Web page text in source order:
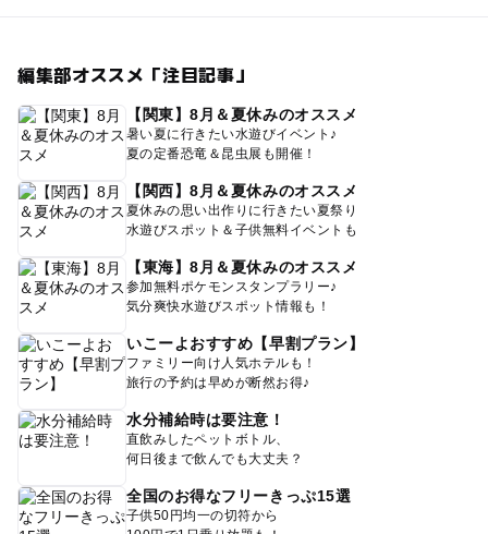
編集部オススメ「注目記事」
【関東】8月＆夏休みのオススメ
暑い夏に行きたい水遊びイベント♪
夏の定番恐竜＆昆虫展も開催！
【関西】8月＆夏休みのオススメ
夏休みの思い出作りに行きたい夏祭り
水遊びスポット＆子供無料イベントも
【東海】8月＆夏休みのオススメ
参加無料ポケモンスタンプラリー♪
気分爽快水遊びスポット情報も！
いこーよおすすめ【早割プラン】
ファミリー向け人気ホテルも！
旅行の予約は早めが断然お得♪
水分補給時は要注意！
直飲みしたペットボトル、
何日後まで飲んでも大丈夫？
全国のお得なフリーきっぷ15選
子供50円均一の切符から